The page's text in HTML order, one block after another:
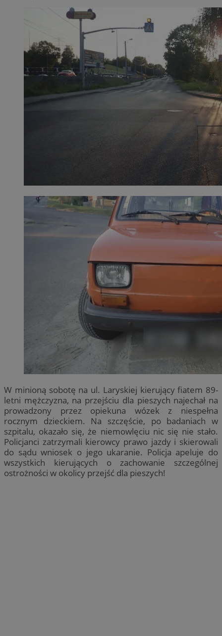
W minioną sobotę na ul. Laryskiej kierujący fiatem 89-
letni mężczyzna, na przejściu dla pieszych najechał na
prowadzony przez opiekuna wózek z niespełna
rocznym dzieckiem. Na szczęście, po badaniach w
szpitalu, okazało się, że niemowlęciu nic się nie stało.
Policjanci zatrzymali kierowcy prawo jazdy i skierowali
do sądu wniosek o jego ukaranie. Policja apeluje do
wszystkich kierujących o zachowanie szczególnej
ostrożności w okolicy przejść dla pieszych!